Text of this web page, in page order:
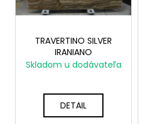
ů
p
TRAVERTINO SILVER
IRANIANO
Skladom u dodávateľa
DETAIL
a